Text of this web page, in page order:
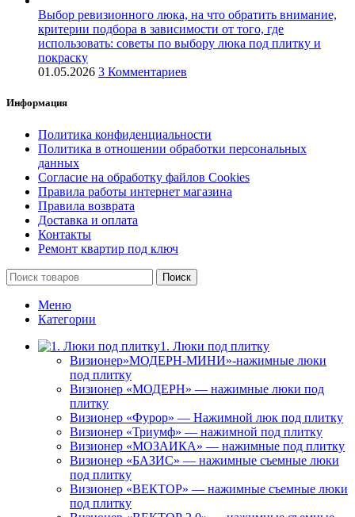
Выбор ревизионного люка, на что обратить внимание,
критерии подбора в зависимости от того, где
использовать: советы по выбору люка под плитку и
покраску
01.05.2026 3 Комментариев
Информация
Политика конфиденциальности
Политика в отношении обработки персональных
данных
Согласие на обработку файлов Cookies
Правила работы интернет магазина
Правила возврата
Доставка и оплата
Контакты
Ремонт квартир под ключ
Поиск
Меню
Категории
1. Люки под плитку
Визионер»МОДЕРН-МИНИ»-нажимные люки
под плитку
Визионер «МОДЕРН» — нажимные люки под
плитку
Визионер «Фурор» — Нажимной люк под плитку
Визионер «Триумф» — нажимной под плитку
Визионер «МОЗАИКА» — нажимные под плитку
Визионер «БАЗИС» — нажимные съемные люки
под плитку
Визионер «ВЕКТОР» — нажимные съемные люки
под плитку